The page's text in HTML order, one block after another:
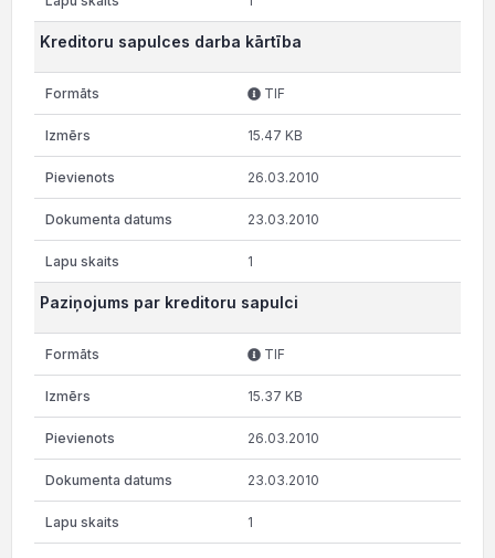
Kreditoru sapulces darba kārtība
TIF
15.47 KB
26.03.2010
23.03.2010
1
Paziņojums par kreditoru sapulci
TIF
15.37 KB
26.03.2010
23.03.2010
1